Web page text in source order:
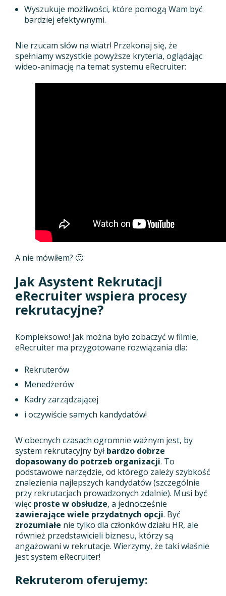
Wyszukuje możliwości, które pomogą Wam być
bardziej efektywnymi.
Nie rzucam słów na wiatr! Przekonaj się, że
spełniamy wszystkie powyższe kryteria, oglądając
wideo-animację na temat systemu eRecruiter:
A nie mówiłem? 🙂
Jak Asystent Rekrutacji
eRecruiter wspiera procesy
rekrutacyjne?
Kompleksowo! Jak można było zobaczyć w filmie,
eRecruiter ma przygotowane rozwiązania dla:
Rekruterów
Menedżerów
Kadry zarządzającej
i oczywiście samych kandydatów!
W obecnych czasach ogromnie ważnym jest, by
system rekrutacyjny był bardzo dobrze
dopasowany do potrzeb organizacji. To
podstawowe narzędzie, od którego zależy szybkość
znalezienia najlepszych kandydatów (szczególnie
przy rekrutacjach prowadzonych zdalnie). Musi być
więc proste w obsłudze, a jednocześnie
zawierające wiele przydatnych opcji. Być
zrozumiałe nie tylko dla członków działu HR, ale
również przedstawicieli biznesu, którzy są
angażowani w rekrutacje. Wierzymy, że taki właśnie
jest system eRecruiter!
Rekruterom oferujemy: